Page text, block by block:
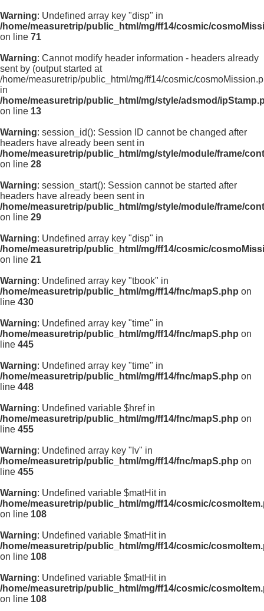
Warning: Undefined array key "disp" in
/home/measuretrip/public_html/mg/ff14/cosmic/
on line 71
Warning: Cannot modify header information - headers already
sent by (output started at
/home/measuretrip/public_html/mg/ff14/cosmic/
in
/home/measuretrip/public_html/mg/style/adsmod/
on line 13
Warning: session_id(): Session ID cannot be changed after
headers have already been sent in
/home/measuretrip/public_html/mg/style/module/frame/
on line 28
Warning: session_start(): Session cannot be started after
headers have already been sent in
/home/measuretrip/public_html/mg/style/module/frame/
on line 29
Warning: Undefined array key "disp" in
/home/measuretrip/public_html/mg/ff14/cosmic/
on line 21
Warning: Undefined array key "tbook" in
/home/measuretrip/public_html/mg/ff14/fnc/mapS.php on
line 430
Warning: Undefined array key "time" in
/home/measuretrip/public_html/mg/ff14/fnc/mapS.php on
line 445
Warning: Undefined array key "time" in
/home/measuretrip/public_html/mg/ff14/fnc/mapS.php on
line 448
Warning: Undefined variable $href in
/home/measuretrip/public_html/mg/ff14/fnc/mapS.php on
line 455
Warning: Undefined array key "lv" in
/home/measuretrip/public_html/mg/ff14/fnc/mapS.php on
line 455
Warning: Undefined variable $matHit in
/home/measuretrip/public_html/mg/ff14/cosmic/
on line 108
Warning: Undefined variable $matHit in
/home/measuretrip/public_html/mg/ff14/cosmic/
on line 108
Warning: Undefined variable $matHit in
/home/measuretrip/public_html/mg/ff14/cosmic/
on line 108